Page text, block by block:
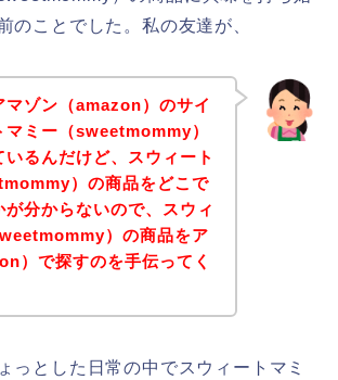
のことでした。私の友達が、
マゾン（amazon）のサイ
マミー（sweetmommy）
るんだけど、スウィート
）の商品をどこで
が分からないので、スウィ
）の商品をア
）で探すのを手伝ってく
っとした日常の中でスウィートマミ